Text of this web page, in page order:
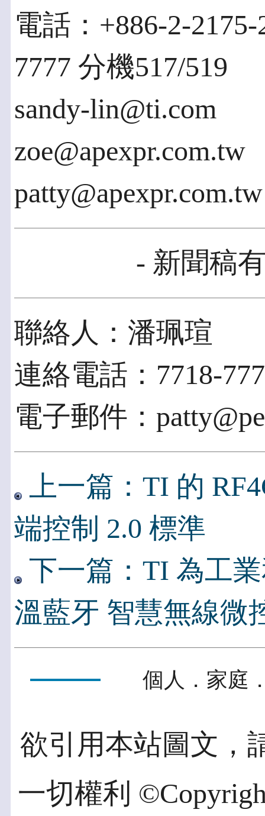
電話：+886-2-
7777 分機517/519
sandy-lin@ti.com
zoe@apexpr.com.tw
patty@apexpr.com.tw
- 新聞稿
聯絡人：潘珮瑄
連絡電話：7718-
電子郵件：
上一篇：TI 的
端控制 2.0 標準
下一篇：TI 為工
溫藍牙 智慧無線微
個人．家庭
欲引用本站圖文，
一切權利